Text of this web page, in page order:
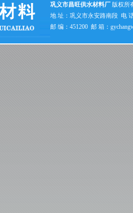
巩义市昌旺供水材料厂 版权所
地 址：巩义市永安路南段 电
邮 编：451200 邮 箱：